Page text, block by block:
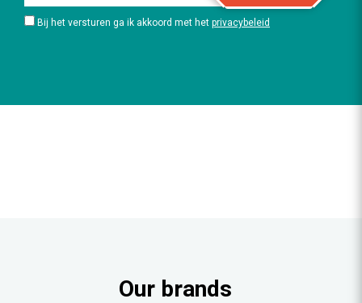
Bij het versturen ga ik akkoord met het privacybeleid
Our brands